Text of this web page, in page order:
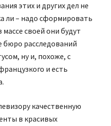
этих и других дел не
ли – надо сформировать
своей они будут
бюро расследований
ну и, похоже, с
и есть
качественную
в красивых